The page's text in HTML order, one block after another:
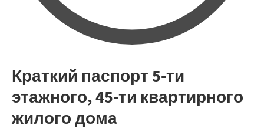
Краткий паспорт 5-ти
этажного, 45-ти квартирного
жилого дома